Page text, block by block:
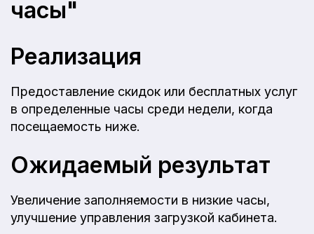
часы"
Реализация
Предоставление скидок или бесплатных услуг
в определенные часы среди недели, когда
посещаемость ниже.
Ожидаемый результат
Увеличение заполняемости в низкие часы,
улучшение управления загрузкой кабинета.